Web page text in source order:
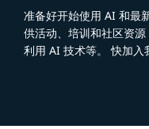
准备好开始使用 AI 和最
供活动、培训和社区资
利用 AI 技术等。 快加入